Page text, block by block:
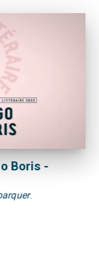
Boris -
.